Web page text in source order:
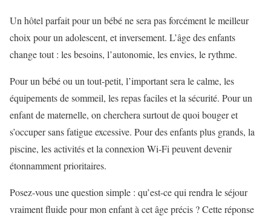
Un hôtel parfait pour un bébé ne sera pas forcément le meilleur
choix pour un adolescent, et inversement. L’âge des enfants
change tout : les besoins, l’autonomie, les envies, le rythme.
Pour un bébé ou un tout-petit, l’important sera le calme, les
équipements de sommeil, les repas faciles et la sécurité. Pour un
enfant de maternelle, on cherchera surtout de quoi bouger et
s’occuper sans fatigue excessive. Pour des enfants plus grands, la
piscine, les activités et la connexion Wi-Fi peuvent devenir
étonnamment prioritaires.
Posez-vous une question simple : qu’est-ce qui rendra le séjour
vraiment fluide pour mon enfant à cet âge précis ? Cette réponse